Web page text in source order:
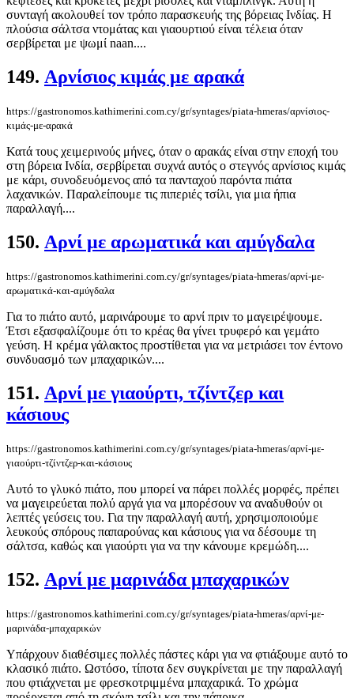
συνταγή ακολουθεί τον τρόπο παρασκευής της βόρειας Ινδίας. Η
πλούσια σάλτσα ντομάτας και γιαουρτιού είναι τέλεια όταν
σερβίρεται με ψωμί naan....
149. Αρνίσιος κιμάς με αρακά
https://gastronomos.kathimerini.com.cy/gr/syntages/piata-hmeras/αρνίσιος-
κιμάς-με-αρακά
Κατά τους χειμερινούς μήνες, όταν ο αρακάς είναι στην εποχή του
στη βόρεια Ινδία, σερβίρεται συχνά αυτός ο στεγνός αρνίσιος κιμάς
με κάρι, συνοδευόμενος από τα πανταχού παρόντα πιάτα
λαχανικών. Παραλείπουμε τις πιπεριές τσίλι, για μια ήπια
παραλλαγή....
150. Αρνί με αρωματικά και αμύγδαλα
https://gastronomos.kathimerini.com.cy/gr/syntages/piata-hmeras/αρνί-με-
αρωματικά-και-αμύγδαλα
Για το πιάτο αυτό, μαρινάρουμε το αρνί πριν το μαγειρέψουμε.
Έτσι εξασφαλίζουμε ότι το κρέας θα γίνει τρυφερό και γεμάτο
γεύση. Η κρέμα γάλακτος προστίθεται για να μετριάσει τον έντονο
συνδυασμό των μπαχαρικών....
151. Αρνί με γιαούρτι, τζίντζερ και
κάσιους
https://gastronomos.kathimerini.com.cy/gr/syntages/piata-hmeras/αρνί-με-
γιαούρτι-τζίντζερ-και-κάσιους
Αυτό το γλυκό πιάτο, που μπορεί να πάρει πολλές μορφές, πρέπει
να μαγειρεύεται πολύ αργά για να μπορέσουν να αναδυθούν οι
λεπτές γεύσεις του. Για την παραλλαγή αυτή, χρησιμοποιούμε
λευκούς σπόρους παπαρούνας και κάσιους για να δέσουμε τη
σάλτσα, καθώς και γιαούρτι για να την κάνουμε κρεμώδη....
152. Αρνί με μαρινάδα μπαχαρικών
https://gastronomos.kathimerini.com.cy/gr/syntages/piata-hmeras/αρνί-με-
μαρινάδα-μπαχαρικών
Υπάρχουν διαθέσιμες πολλές πάστες κάρι για να φτιάξουμε αυτό το
κλασικό πιάτο. Ωστόσο, τίποτα δεν συγκρίνεται με την παραλλαγή
που φτιάχνεται με φρεσκοτριμμένα μπαχαρικά. Το χρώμα